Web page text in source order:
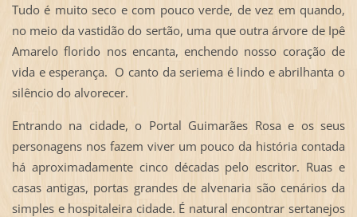
Tudo é muito seco e com pouco verde, de vez em quando,
no meio da vastidão do sertão, uma que outra árvore de Ipê
Amarelo florido nos encanta, enchendo nosso coração de
vida e esperança. O canto da seriema é lindo e abrilhanta o
silêncio do alvorecer.
Entrando na cidade, o Portal Guimarães Rosa e os seus
personagens nos fazem viver um pouco da história contada
há aproximadamente cinco décadas pelo escritor. Ruas e
casas antigas, portas grandes de alvenaria são cenários da
simples e hospitaleira cidade. É natural encontrar sertanejos